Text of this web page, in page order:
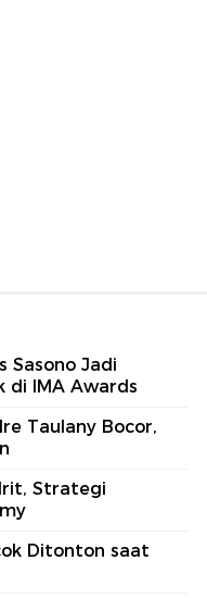
Sasono Jadi
di IMA Awards
Taulany Bocor,
Strategi
Ditonton saat